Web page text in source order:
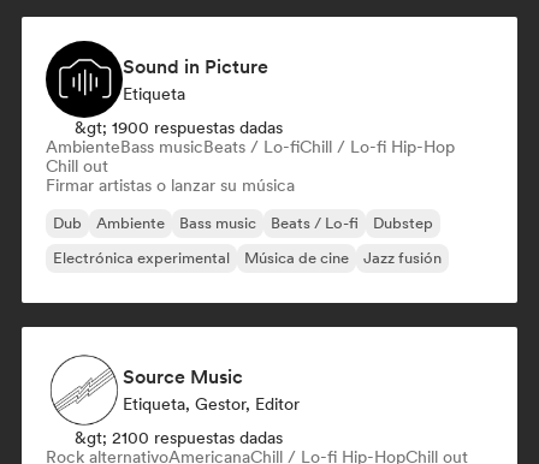
Sound in Picture
Etiqueta
&gt; 1900 respuestas dadas
AmbienteBass musicBeats / Lo-fiChill / Lo-fi Hip-Hop
Chill out
Firmar artistas o lanzar su música
Dub Ambiente Bass music Beats / Lo-fi
Dubstep
Electrónica experimental
Música de cine Jazz fusión
Source Music
Etiqueta, Gestor, Editor
&gt; 2100 respuestas dadas
Rock alternativoAmericanaChill / Lo-fi Hip-HopChill out